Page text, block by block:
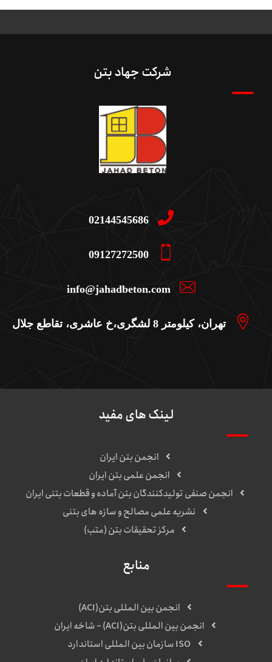
شرکت جهاد بتن
02144545686
09127272500
info@jahadbeton.com
تهران، کیلومتر 8 لشگری،خ عاشری، تقاطع جلال
لینک های مفید
انجمن بتن ایران
انجمن علمی بتن ایران
انجمن صنفی تولیدکنندگان بتن آماده و قطعات بتنی ایران
نشریه علمی مصالح و سازه های بتنی
مرکز تحقیقات بتن (متب)
منابع
انجمن بین المللی بتن(ACI)
انجمن بین المللی بتن(ACI) – شاخه ایران
ISO سازمان بین المللی استاندارد